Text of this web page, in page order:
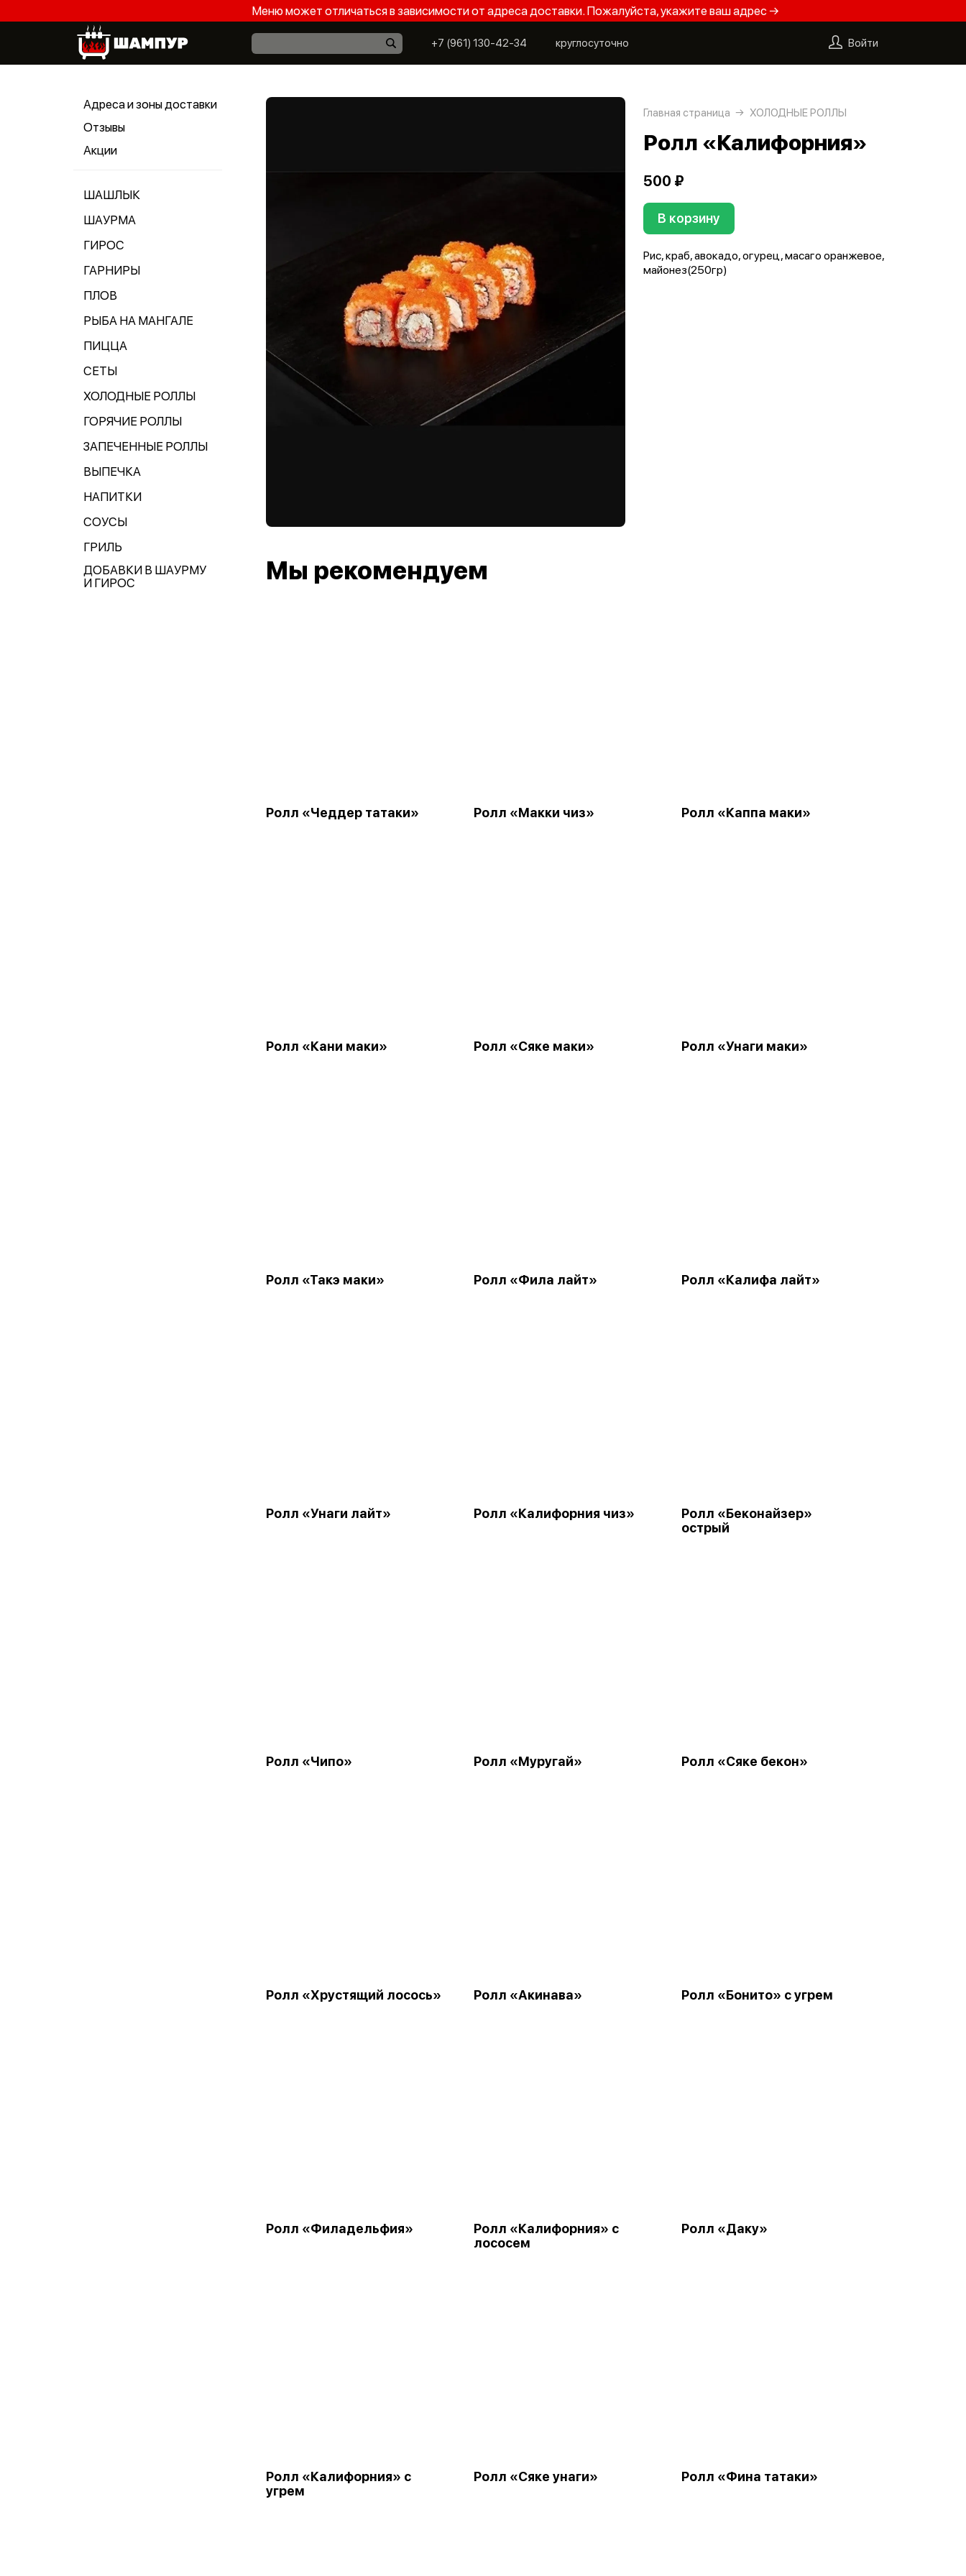
Меню может отличаться в зависимости от адреса доставки. Пожалуйста, укажите ваш адрес →
+7 (961) 130-42-34 круглосуточно Войти
Адреса и зоны доставки
Отзывы
Акции
ШАШЛЫК
ШАУРМА
ГИРОС
ГАРНИРЫ
ПЛОВ
РЫБА НА МАНГАЛЕ
ПИЦЦА
СЕТЫ
ХОЛОДНЫЕ РОЛЛЫ
ГОРЯЧИЕ РОЛЛЫ
ЗАПЕЧЕННЫЕ РОЛЛЫ
ВЫПЕЧКА
НАПИТКИ
СОУСЫ
ГРИЛЬ
ДОБАВКИ В ШАУРМУ
И ГИРОС
Главная страница ХОЛОДНЫЕ РОЛЛЫ
Ролл «Калифорния»
500 ₽
В корзину
Рис, краб, авокадо, огурец, масаго оранжевое,
майонез(250гр)
Мы рекомендуем
Ролл «Чеддер татаки» Ролл «Макки чиз» Ролл «Каппа маки»
Ролл «Кани маки» Ролл «Сяке маки» Ролл «Унаги маки»
Ролл «Такэ маки» Ролл «Фила лайт» Ролл «Калифа лайт»
Ролл «Унаги лайт» Ролл «Калифорния чиз»
Ролл «Беконайзер»
острый
Ролл «Чипо» Ролл «Муругай» Ролл «Сяке бекон»
Ролл «Хрустящий лосось» Ролл «Акинава» Ролл «Бонито» с угрем
Ролл «Филадельфия»
Ролл «Калифорния» с
лососем
Ролл «Даку»
Ролл «Калифорния» с
угрем
Ролл «Сяке унаги» Ролл «Фина татаки»